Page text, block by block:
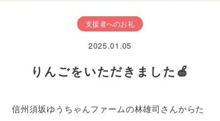
第三者評価
子どものための仕組みづくり
コミュニティ（地域交流・公益事業）
自立への壁
アフターケア
職員の仕事
支援について
寄付金の場合
ボランティアの場合
支援者へのお礼
2025.01.05
りんごをいただきました🍎
信州須坂ゆうちゃんファームの林雄司さんからた